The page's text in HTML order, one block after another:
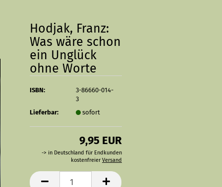
vergessen?
Hodjak, Franz:
Was wäre schon
ein Unglück
ohne Worte
ISBN:
3-86660-014-
3
Lieferbar:
sofort
9,95 EUR
-> in Deutschland für Endkunden
kostenfreier Versand